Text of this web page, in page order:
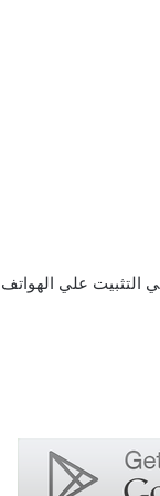
علي الهواتف